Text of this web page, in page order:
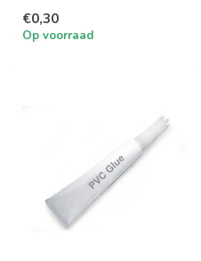
€0,30
Op voorraad